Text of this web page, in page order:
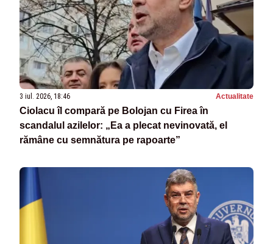
3 iul. 2026, 18:46 Actualitate
Ciolacu îl compară pe Bolojan cu Firea în
scandalul azilelor: „Ea a plecat nevinovată, el
rămâne cu semnătura pe rapoarte”